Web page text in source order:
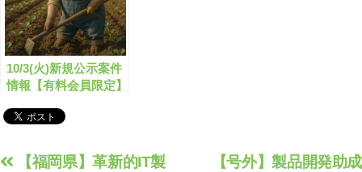
10/3(火)新規公示案件
情報【有料会員限定】
投
【号外】製品開発助成
【福岡県】革新的IT製